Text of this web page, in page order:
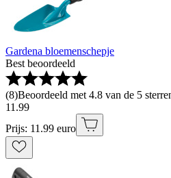
Gardena bloemenschepje
Best beoordeeld
(8)Beoordeeld met 4.8 van de 5
11 .99
Prijs: 11.99 euro